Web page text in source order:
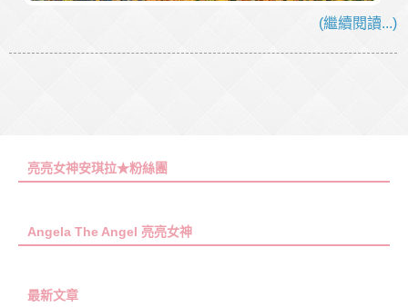
(繼續閱讀...)
亮亮女神安琪拉★粉絲團
Angela The Angel 亮亮女神
最新文章